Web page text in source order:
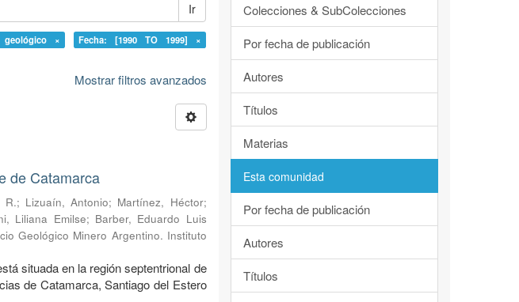
Ir
×
Fecha: [1990 TO 1999] ×
Mostrar filtros avanzados
de Catamarca
R.; Lizuaín, Antonio; Martínez, Héctor;
Liliana Emilse; Barber, Eduardo Luis
Geológico Minero Argentino. Instituto
situada en la región septentrional de
de Catamarca, Santiago del Estero
Colecciones & SubColecciones
Por fecha de publicación
Autores
Títulos
Materias
Esta comunidad
Por fecha de publicación
Autores
Títulos